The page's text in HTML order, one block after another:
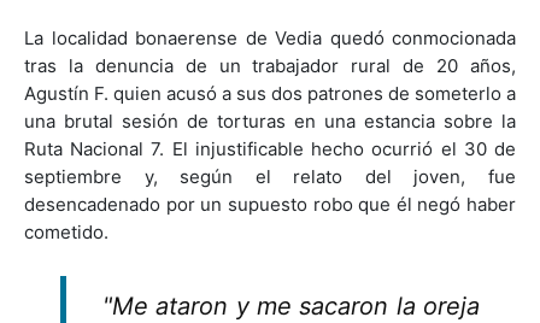
La localidad bonaerense de Vedia quedó conmocionada
tras la denuncia de un trabajador rural de 20 años,
Agustín F. quien acusó a sus dos patrones de someterlo a
una brutal sesión de torturas en una estancia sobre la
Ruta Nacional 7. El injustificable hecho ocurrió el 30 de
septiembre y, según el relato del joven, fue
desencadenado por un supuesto robo que él negó haber
cometido.
"Me ataron y me sacaron la oreja